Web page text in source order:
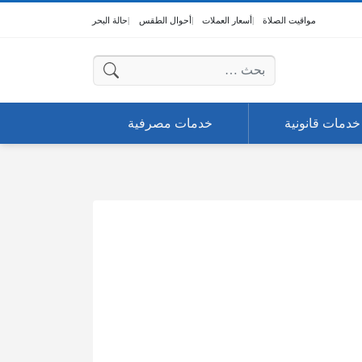
مواقيت الصلاة أسعار العملات أحوال الطقس حالة البحر
البحث عن:
خدمات قانونية خدمات مصرفية